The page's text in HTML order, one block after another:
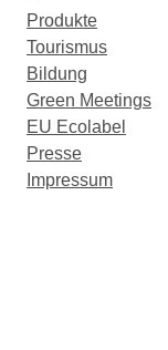
Produkte
Tourismus
Bildung
Green Meetings
EU Ecolabel
Presse
Impressum